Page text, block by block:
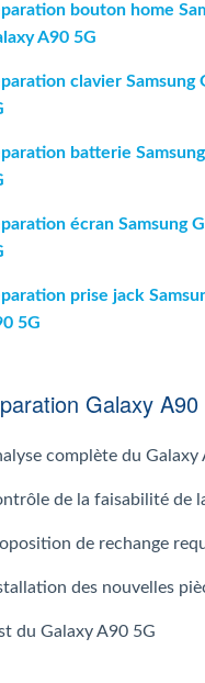
bouton home
A90 5G
clavier Samsung
batterie
écran Samsung
prise jack
5G
Galaxy
complète du Galaxy
de la faisabilité de
de rechange
des nouvelles
du Galaxy A90 5G